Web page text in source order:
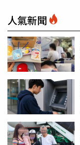
人氣新聞